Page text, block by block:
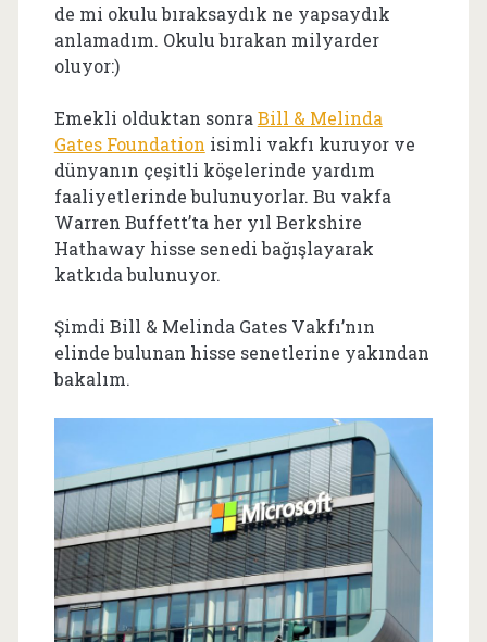
de mi okulu bıraksaydık ne yapsaydık
anlamadım. Okulu bırakan milyarder
oluyor:)
Emekli olduktan sonra Bill & Melinda
Gates Foundation isimli vakfı kuruyor ve
dünyanın çeşitli köşelerinde yardım
faaliyetlerinde bulunuyorlar. Bu vakfa
Warren Buffett’ta her yıl Berkshire
Hathaway hisse senedi bağışlayarak
katkıda bulunuyor.
Şimdi Bill & Melinda Gates Vakfı’nın
elinde bulunan hisse senetlerine yakından
bakalım.